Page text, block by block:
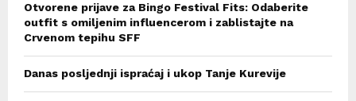
Otvorene prijave za Bingo Festival Fits: Odaberite
outfit s omiljenim influencerom i zablistajte na
Crvenom tepihu SFF
Danas posljednji ispraćaj i ukop Tanje Kurevije